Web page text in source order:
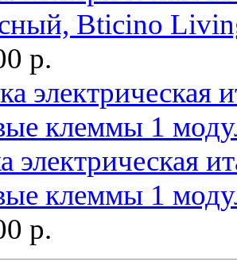
Bticino
р.
электрическая
клеммы 1
р.